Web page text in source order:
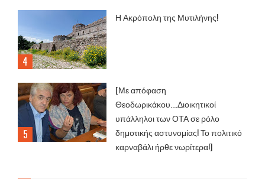
Η Ακρόπολη της Μυτιλήνης!
[Με απόφαση
Θεοδωρικάκου....Διοικητικοί
υπάλληλοι των ΟΤΑ σε ρόλο
δημοτικής αστυνομίας! Το πολιτικό
καρναβάλι ήρθε νωρίτερα!]